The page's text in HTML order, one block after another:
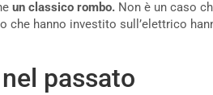
un classico rombo. Non è un caso
hanno investito sull’elettrico
passato